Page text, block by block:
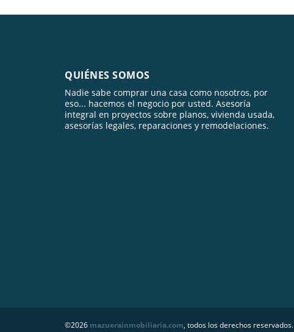
QUIÉNES SOMOS
Nadie sabe comprar una casa como nosotros, por
eso... hacemos el negocio por usted. Asesoría
integral en proyectos sobre planos, vivienda usada,
asesorías legales, reparaciones y remodelaciones.
©2026 mazuerainmobiliaria.com, todos los derechos reservados.